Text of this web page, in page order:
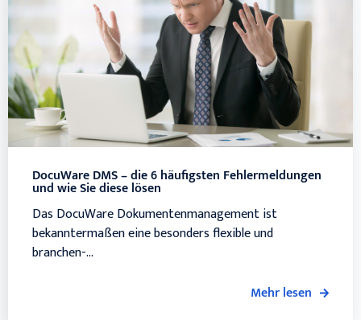
DocuWare DMS – die 6 häufigsten Fehler­­mel­dun­gen
und wie Sie diese lösen
Das DocuWare Dokumentenmanagement ist
bekanntermaßen eine besonders flexible und
branchen-...
Mehr lesen